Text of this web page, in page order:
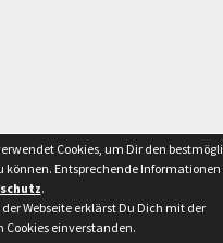
Cookies, um Dir den
können. Entsprechende
.
Webseite erklärst Du Dich mit der
Cookies einverstanden.